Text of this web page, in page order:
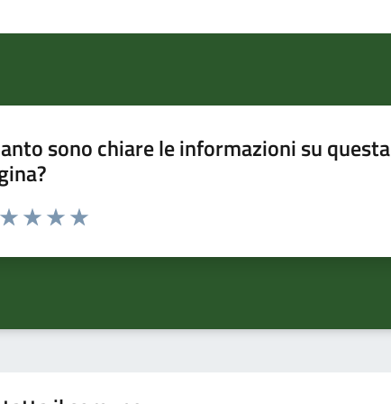
sono chiare le informazioni su questa
da 1 a 5 stelle la pagina